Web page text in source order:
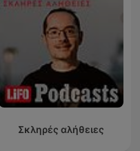
Σκληρές αλήθειες